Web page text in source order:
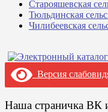
Старояшевская
Тюльдинская
Чилибеевская
Версия
Наша страничка ВК